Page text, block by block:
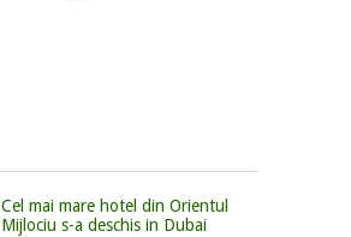
Cel mai mare hotel din Orientul
Mijlociu s-a deschis in Dubai